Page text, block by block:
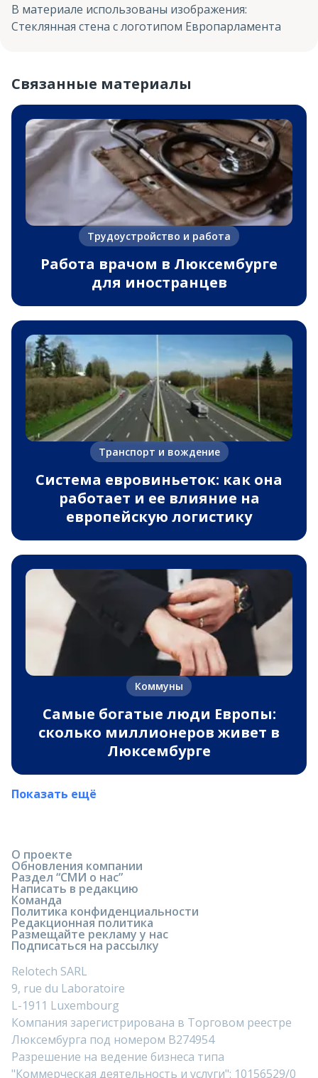
В материале использованы изображения:
Стеклянная стена с логотипом Европарламента
Связанные материалы
Трудоустройство и работа
Работа врачом в Люксембурге
для иностранцев
Транспорт и вождение
Система евровиньеток: как она
работает и ее влияние на
европейскую логистику
Коммуны
Самые богатые люди Европы:
сколько миллионеров живет в
Люксембурге
Показать ещё
О проекте
Обновления компании
Раздел “СМИ о нас”
Написать в редакцию
Команда
Политика конфиденциальности
Редакционная политика
Размещайте рекламу у нас
Подписаться на рассылку
Relotech SARL
9, rue du Laboratoire
L-1911 Luxembourg
Компания зарегистрирована в Торговом реестре
Люксембурга под номером B274954
Разрешение на ведение бизнеса типа
"Коммерческая деятельность и услуги": 10156529/0